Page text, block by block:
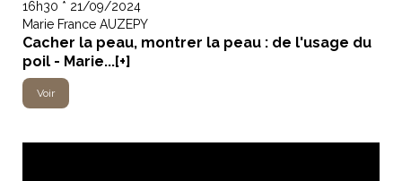
16h30 * 21/09/2024
Marie France AUZEPY
Cacher la peau, montrer la peau : de l'usage du
poil - Marie...[+]
Voir